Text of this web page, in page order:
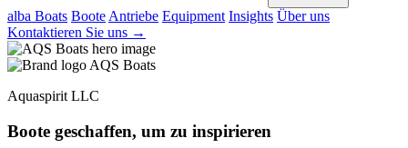
alba Boats Boote Antriebe Equipment Insights Über uns
Kontaktieren Sie uns →
Aquaspirit LLC
Boote geschaffen, um zu inspirieren